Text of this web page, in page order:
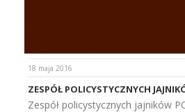
18 maja 2016
ZESPÓŁ POLICYSTYCZNYCH
Zespół policystycznych jajników